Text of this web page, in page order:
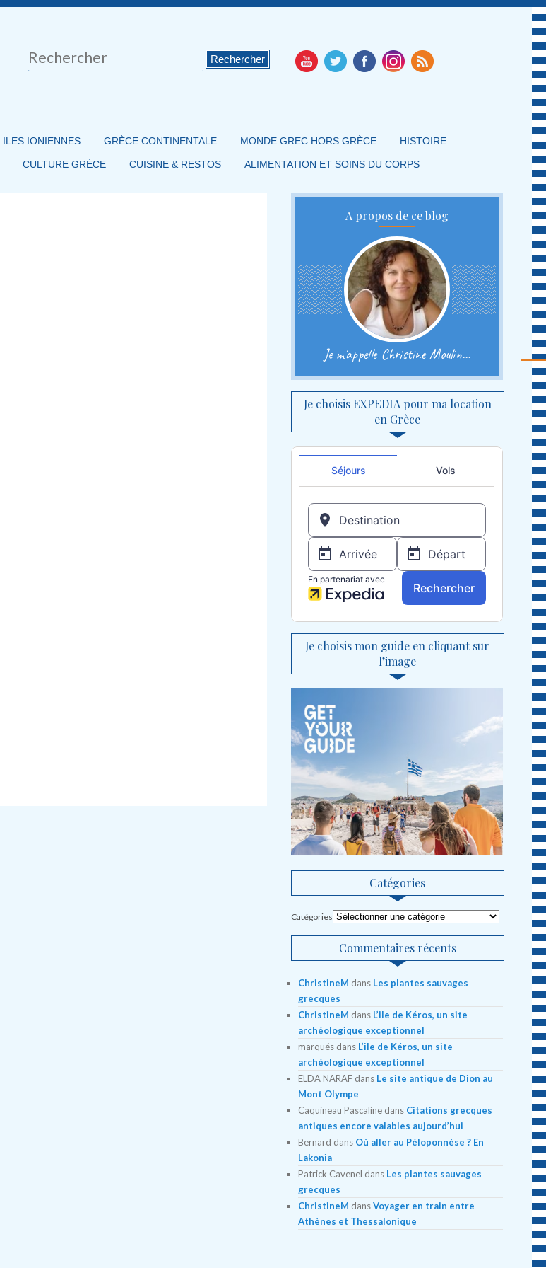
Rechercher
ILES IONIENNES GRÈCE CONTINENTALE MONDE GREC HORS GRÈCE HISTOIRE
CULTURE GRÈCE CUISINE & RESTOS ALIMENTATION ET SOINS DU CORPS
A propos de ce blog
Je m'appelle Christine Moulin...
Je choisis EXPEDIA pour ma location
en Grèce
Je choisis mon guide en cliquant sur
l’image
Catégories
Catégories
Commentaires récents
ChristineM dans Les plantes sauvages
grecques
ChristineM dans L’ile de Kéros, un site
archéologique exceptionnel
marquésdans L’ile de Kéros, un site
archéologique exceptionnel
ELDA NARAFdans Le site antique de Dion au
Mont Olympe
Caquineau Pascalinedans Citations grecques
antiques encore valables aujourd’hui
Bernard dans Où aller au Péloponnèse ? En
Lakonia
Patrick Cavenel dans Les plantes sauvages
grecques
ChristineM dansVoyager en train entre
Athènes et Thessalonique